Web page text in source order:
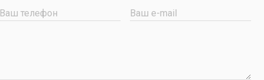
Ваш телефон Ваш e-mail